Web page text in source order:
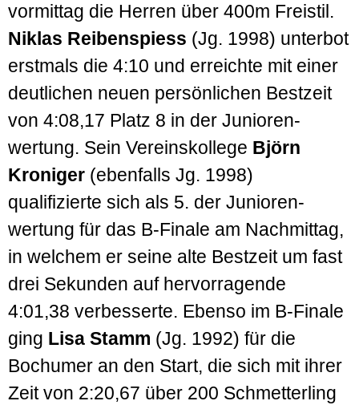
vormittag die Herren über 400m Freistil.
Niklas Reiben­spiess (Jg. 1998) unterbot
erstmals die 4:10 und erreichte mit einer
deutlichen neuen persön­lichen Best­zeit
von 4:08,17 Platz 8 in der Junioren­
wertung. Sein Vereins­kollege Björn
Kroniger (ebenfalls Jg. 1998)
qualifizierte sich als 5. der Junioren­
wertung für das B-Finale am Nach­mittag,
in welchem er seine alte Best­zeit um fast
drei Sekunden auf hervorragende
4:01,38 verbesserte. Ebenso im B-Finale
ging Lisa Stamm (Jg. 1992) für die
Bochumer an den Start, die sich mit ihrer
Zeit von 2:20,67 über 200 Schmetterling